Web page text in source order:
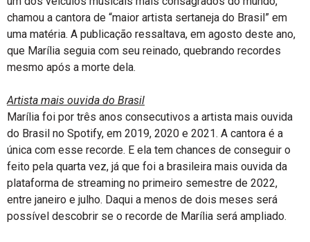
chamou a cantora de “maior artista sertaneja do Brasil” em
uma matéria. A publicação ressaltava, em agosto deste ano,
que Marília seguia com seu reinado, quebrando recordes
mesmo após a morte dela.
Artista mais ouvida do Brasil
Marília foi por três anos consecutivos a artista mais ouvida
do Brasil no Spotify, em 2019, 2020 e 2021. A cantora é a
única com esse recorde. E ela tem chances de conseguir o
feito pela quarta vez, já que foi a brasileira mais ouvida da
plataforma de streaming no primeiro semestre de 2022,
entre janeiro e julho. Daqui a menos de dois meses será
possível descobrir se o recorde de Marília será ampliado.